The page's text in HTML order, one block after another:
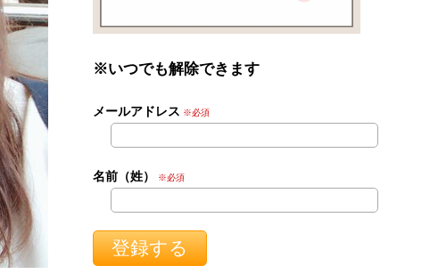
※いつでも解除できます
メールアドレス ※必須
名前（姓） ※必須